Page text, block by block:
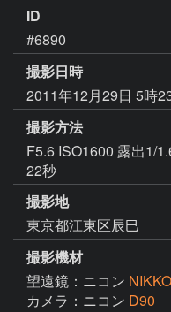
ID
#6890
撮影日時
2011年12月29日 5時
撮影方法
F5.6 ISO1600 露出1/
22秒
撮影地
東京都江東区辰巳
撮影機材
望遠鏡：ニコン
カメラ：ニコン D90